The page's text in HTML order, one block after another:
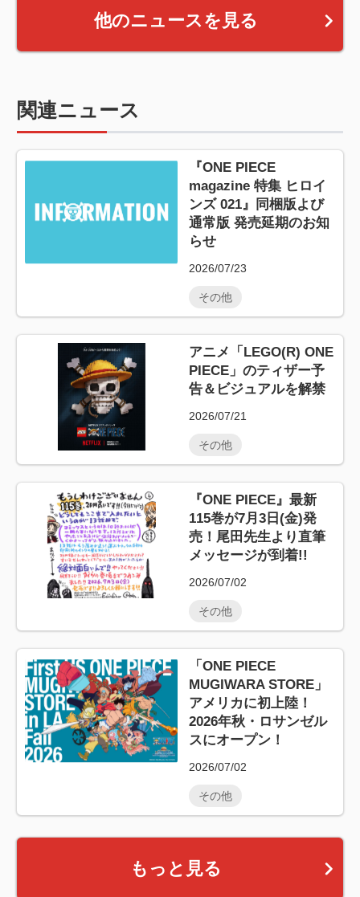
他のニュースを見る
関連ニュース
『ONE PIECE
magazine 特集 ヒロイ
ンズ 021』同梱版よび
通常版 発売延期のお知
らせ
2026/07/23
その他
アニメ「LEGO(R) ONE
PIECE」のティザー予
告＆ビジュアルを解禁
2026/07/21
その他
『ONE PIECE』最新
115巻が7月3日(金)発
売！尾田先生より直筆
メッセージが到着!!
2026/07/02
その他
「ONE PIECE
MUGIWARA STORE」
アメリカに初上陸！
2026年秋・ロサンゼル
スにオープン！
2026/07/02
その他
もっと見る